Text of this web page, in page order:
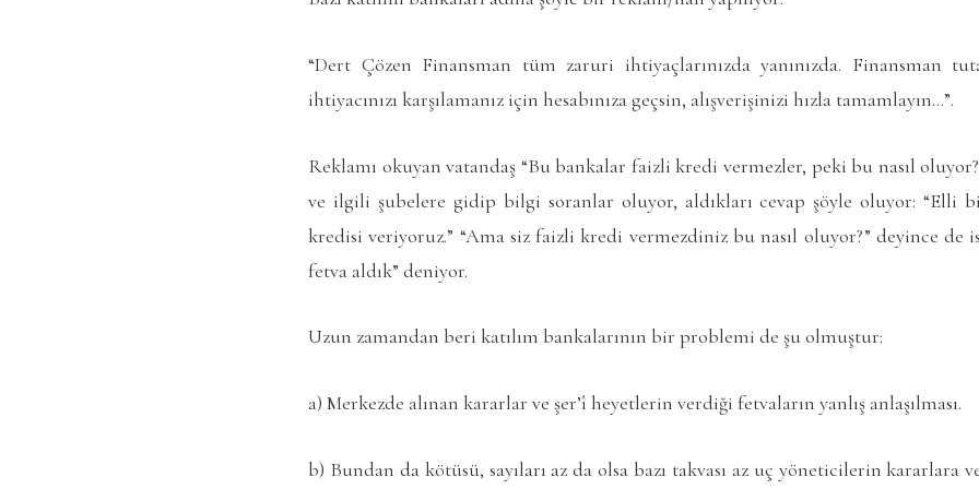
“Dert Çözen Finansman tüm zaruri ihtiyaçlarınızda yanınızda. Finansman
ihtiyacınızı karşılamanız için hesabınıza geçsin, alışverişinizi hızla tamamlayın…”.
Reklamı okuyan vatandaş “Bu bankalar faizli kredi vermezler, peki bu nasıl
ve ilgili şubelere gidip bilgi soranlar oluyor, aldıkları cevap şöyle oluyor: “Elli
kredisi veriyoruz.” “Ama siz faizli kredi vermezdiniz bu nasıl oluyor?” deyince de
fetva aldık” deniyor.
Uzun zamandan beri katılım bankalarının bir problemi de şu olmuştur:
a) Merkezde alınan kararlar ve şer’î heyetlerin verdiği fetvaların yanlış anlaşılması.
b) Bundan da kötüsü, sayıları az da olsa bazı takvası az uç yöneticilerin kararlara